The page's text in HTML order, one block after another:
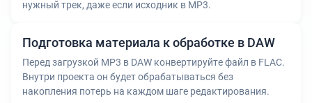
нужный трек, даже если исходник в MP3.
Подготовка материала к обработке в DAW
Перед загрузкой MP3 в DAW конвертируйте файл в FLAC.
Внутри проекта он будет обрабатываться без
накопления потерь на каждом шаге редактирования.